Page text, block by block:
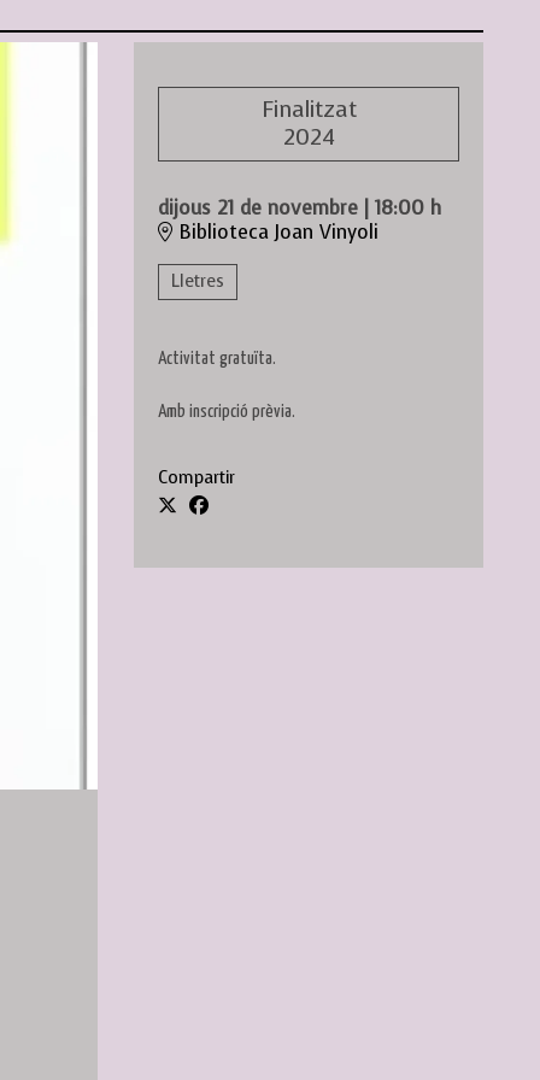
Finalitzat
2024
dijous 21 de novembre | 18:00 h
Biblioteca Joan Vinyoli
Lletres
Activitat gratuïta.
Amb inscripció prèvia.
Compartir